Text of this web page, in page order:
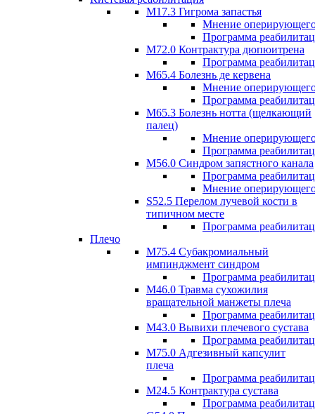
M17.3 Гигрома запастья
Мнение
Программа
М72.0 Контрактура дюпюитрена
Программа
M65.4 Болезнь де кервена
Мнение
Программа
М65.3 Болезнь нотта (щелкающий
палец)
Мнение
Программа
M56.0 Синдром запястного канала
Программа
Мнение
S52.5 Перелом лучевой кости в
типичном месте
Программа
Плечо
М75.4 Субакромиальный
импинджмент синдром
Программа
М46.0 Травма сухожилия
вращательной манжеты плеча
Программа
M43.0 Вывихи плечевого сустава
Программа
М75.0 Адгезивный капсулит
плеча
Программа
M24.5 Контрактура сустава
Программа